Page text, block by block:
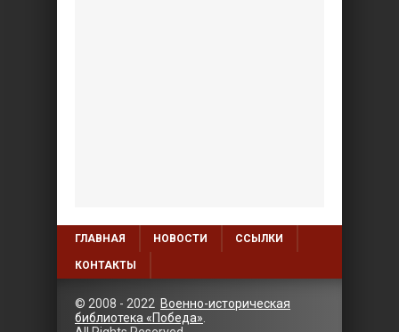
ГЛАВНАЯ НОВОСТИ ССЫЛКИ
КОНТАКТЫ
© 2008 - 2022 Военно-историческая
библиотека «Победа»